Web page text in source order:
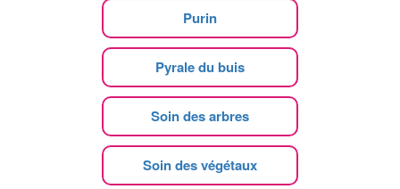
Purin
Pyrale du buis
Soin des arbres
Soin des végétaux